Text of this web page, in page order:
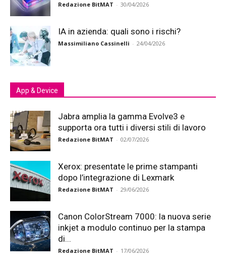
Redazione BitMAT - 30/04/2026
IA in azienda: quali sono i rischi?
Massimiliano Cassinelli - 24/04/2026
App & Device
Jabra amplia la gamma Evolve3 e
supporta ora tutti i diversi stili di lavoro
Redazione BitMAT - 02/07/2026
Xerox: presentate le prime stampanti
dopo l’integrazione di Lexmark
Redazione BitMAT - 29/06/2026
Canon ColorStream 7000: la nuova serie
inkjet a modulo continuo per la stampa
di...
Redazione BitMAT - 17/06/2026